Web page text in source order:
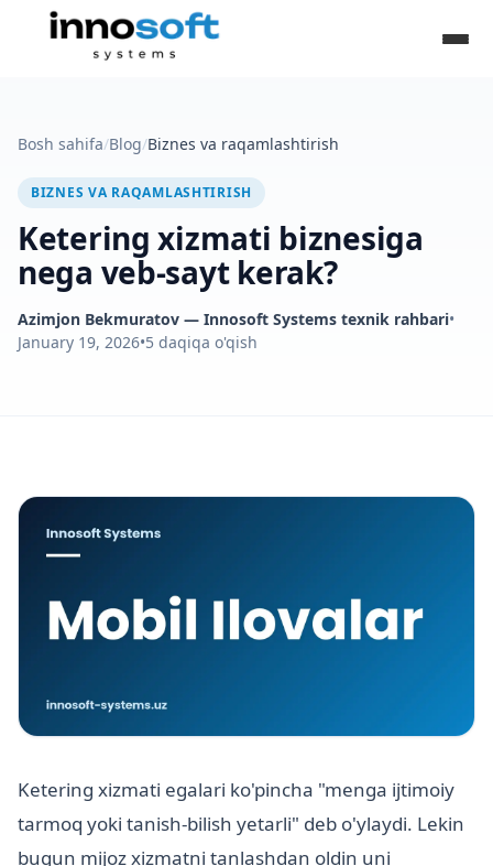
Bosh sahifa/Blog/Biznes va raqamlashtirish
BIZNES VA RAQAMLASHTIRISH
Ketering xizmati biznesiga
nega veb-sayt kerak?
Azimjon Bekmuratov — Innosoft Systems texnik rahbari•
January 19, 2026•5 daqiqa o'qish
Ketering xizmati egalari ko'pincha "menga ijtimoiy
tarmoq yoki tanish-bilish yetarli" deb o'ylaydi. Lekin
bugun mijoz xizmatni tanlashdan oldin uni